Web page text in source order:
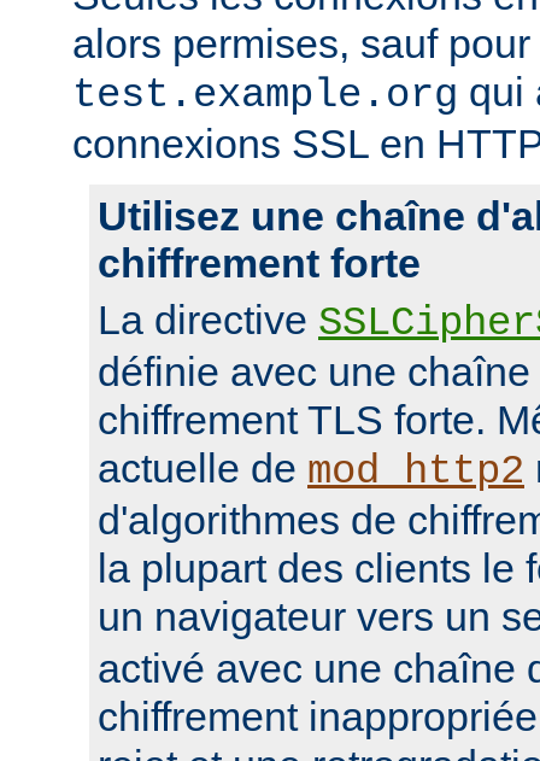
alors permises, sauf
test.example.org qui
connexions SSL en
Utilisez une chaîne
chiffrement forte
La directive
définie avec une
chiffrement TLS forte.
actuelle de mod_http2
d'algorithmes de
la plupart des clients le
un navigateur vers un
activé avec une chaîne
chiffrement